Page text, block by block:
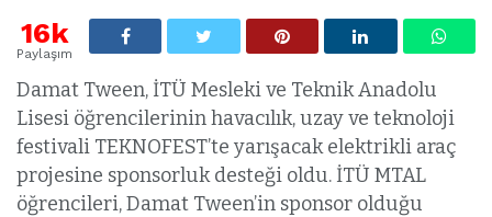
16k
Paylaşım
Damat Tween, İTÜ Mesleki ve Teknik Anadolu
Lisesi öğrencilerinin havacılık, uzay ve teknoloji
festivali TEKNOFEST’te yarışacak elektrikli araç
projesine sponsorluk desteği oldu. İTÜ MTAL
öğrencileri, Damat Tween’in sponsor olduğu